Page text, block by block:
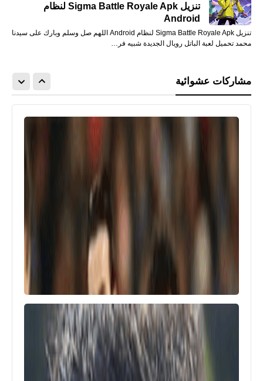
تنزيل Sigma Battle Royale Apk لنظام
Android
تنزيل Sigma Battle Royale Apk لنظام Android اللهم صل وسلم وبارك على سيدنا
محمد تحميل لعبة الباتل رويال الجديدة شبيه فر…
مشاركات عشوائية